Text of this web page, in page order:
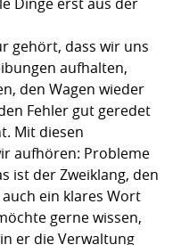
gehört, dass wir uns
aufhalten,
den Wagen wieder
Fehler gut geredet
Mit diesen
aufhören: Probleme
ist der Zweiklang, den
ein klares Wort
gerne wissen,
er die Verwaltung